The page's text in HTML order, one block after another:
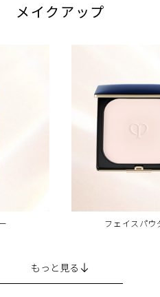
メイクアップ
フェイスパウ
もっと見る